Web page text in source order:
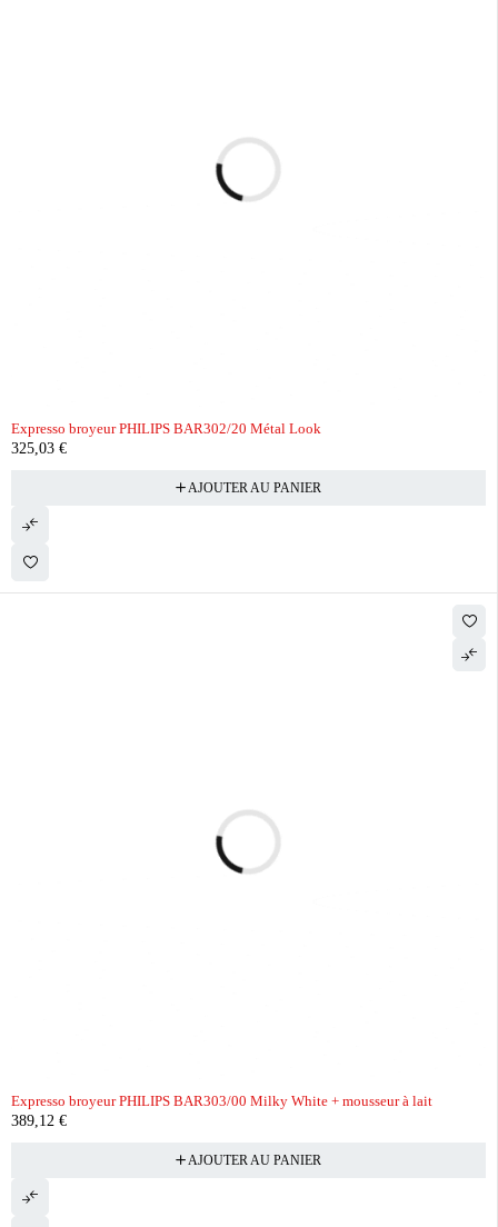
Expresso broyeur PHILIPS BAR302/20 Métal Look
325,03 €
AJOUTER AU PANIER
Expresso broyeur PHILIPS BAR303/00 Milky White + mousseur à lait
389,12 €
AJOUTER AU PANIER